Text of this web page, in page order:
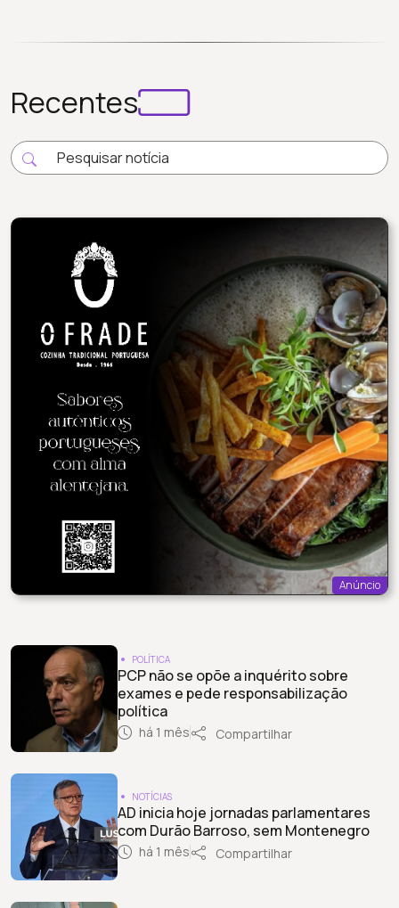
Recentes
Anúncio
POLÍTICA
PCP não se opõe a inquérito sobre
exames e pede responsabilização
política
há 1 mês Compartilhar
NOTÍCIAS
AD inicia hoje jornadas parlamentares
com Durão Barroso, sem Montenegro
há 1 mês Compartilhar